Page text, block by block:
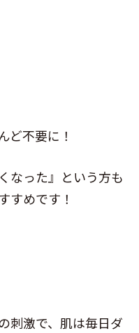
ど不要に！
なった』という方も
すめです！
刺激で、肌は毎日ダ